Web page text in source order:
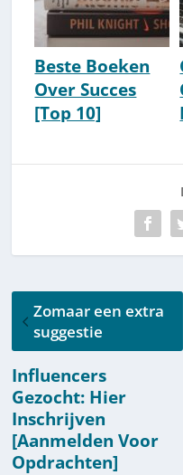
Beste Boeken
Over Succes
[Top 10]
Zomaar een extra
suggestie
Influencers
Gezocht: Hier
Inschrijven
[Aanmelden Voor
Opdrachten]